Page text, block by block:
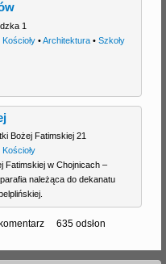
1
Kościoły•Architektura• Szkoły
Bożej Fatimskiej 21
Kościoły
Fatimskiej w Chojnicach –
należąca do dekanatu
635 odsłon